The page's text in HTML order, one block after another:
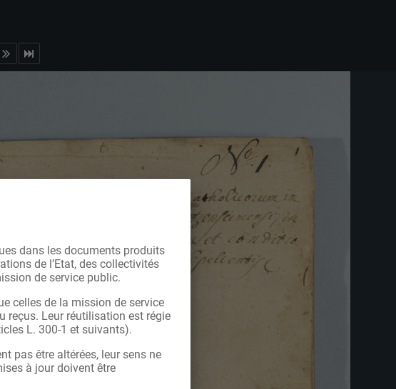
dans les documents produits
de l’Etat, des collectivités
de service public.
celles de la mission de service
reçus. Leur réutilisation est régie
L. 300-1 et suivants).
pas être altérées, leur sens ne
à jour doivent être